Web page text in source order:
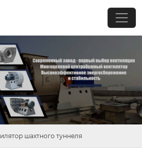
шахтного туннеля